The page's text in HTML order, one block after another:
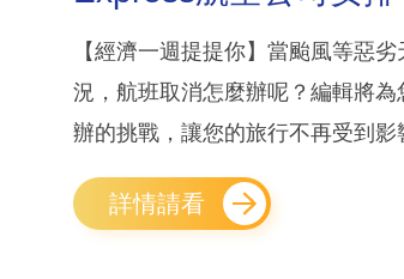
【經濟一週提提你】當颱風等惡
況，航班取消怎麼辦呢？編輯將
辦的挑戰，讓您的旅行不再受到影
詳情請看